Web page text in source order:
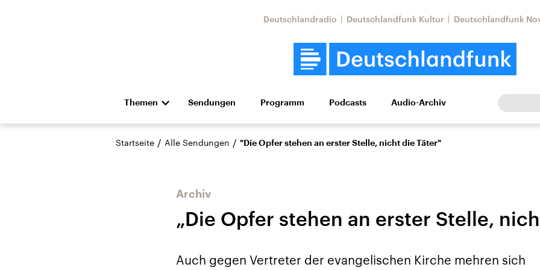
Deutschlandradio Deutschlandfunk Kultur Deutschlandfunk
Themen
Die Nachrichten Politik Wirtschaft Wissen Kultur Europa
Hörspiel und Feature Musik
Anhalt 2026
Aktuelle Beiträge,
Aktuelle Lage und
Aktuelle Lage und
Sendungen Programm Podcasts Audio-Archiv
Startseite / Alle Sendungen / "Die Opfer stehen an erster Stelle, nicht die Täter"
Archiv
„Die Opfer stehen an erster Stelle,
Auch gegen Vertreter der evangelischen Kirche mehren sich